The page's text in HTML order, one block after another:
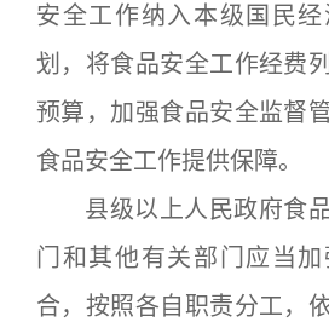
安全工作纳入本级国民
划，将食品安全工作经费
预算，加强食品安全监督
食品安全工作提供保障。
县级以上人民政府食品
门和其他有关部门应当
合，按照各自职责分工，